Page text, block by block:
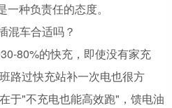
种负责任的态度。
混车合适吗？
80%的快充，即使没有家充
路过快充站补一次电也很方
于"不充电也能高效跑"，馈电油